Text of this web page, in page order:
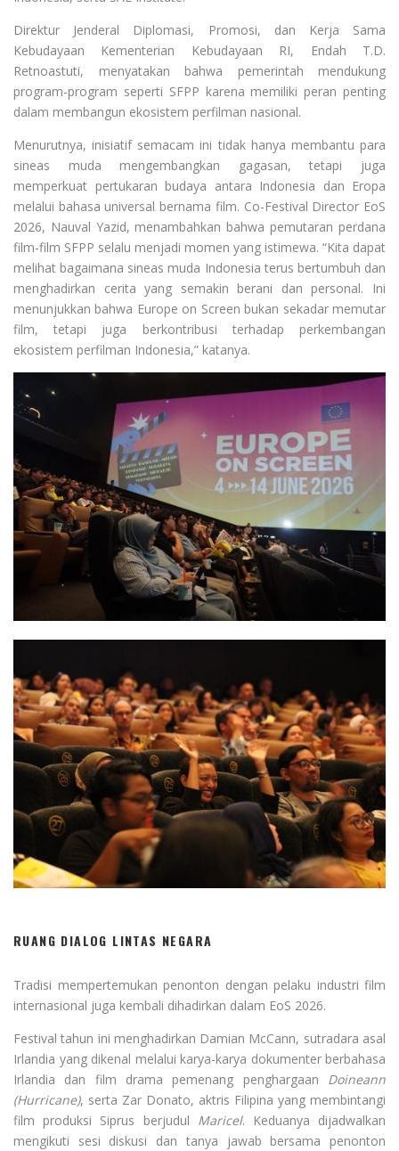
Direktur Jenderal Diplomasi, Promosi, dan Kerja Sama
Kebudayaan Kementerian Kebudayaan RI, Endah T.D.
Retnoastuti, menyatakan bahwa pemerintah mendukung
program-program seperti SFPP karena memiliki peran penting
dalam membangun ekosistem perfilman nasional.
Menurutnya, inisiatif semacam ini tidak hanya membantu para
sineas muda mengembangkan gagasan, tetapi juga
memperkuat pertukaran budaya antara Indonesia dan Eropa
melalui bahasa universal bernama film. Co-Festival Director EoS
2026, Nauval Yazid, menambahkan bahwa pemutaran perdana
film-film SFPP selalu menjadi momen yang istimewa. “Kita dapat
melihat bagaimana sineas muda Indonesia terus bertumbuh dan
menghadirkan cerita yang semakin berani dan personal. Ini
menunjukkan bahwa Europe on Screen bukan sekadar memutar
film, tetapi juga berkontribusi terhadap perkembangan
ekosistem perfilman Indonesia,” katanya.
RUANG DIALOG LINTAS NEGARA
Tradisi mempertemukan penonton dengan pelaku industri film
internasional juga kembali dihadirkan dalam EoS 2026.
Festival tahun ini menghadirkan Damian McCann, sutradara asal
Irlandia yang dikenal melalui karya-karya dokumenter berbahasa
Irlandia dan film drama pemenang penghargaan Doineann
(Hurricane), serta Zar Donato, aktris Filipina yang membintangi
film produksi Siprus berjudul Maricel. Keduanya dijadwalkan
mengikuti sesi diskusi dan tanya jawab bersama penonton